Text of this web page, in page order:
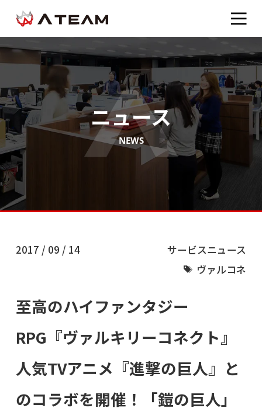
ニュース
NEWS
2017 / 09 / 14
サービスニュース
ヴァルコネ
至高のハイファンタジー
RPG『ヴァルキリーコネクト』
人気TVアニメ『進撃の巨人』と
のコラボを開催！「鎧の巨人」